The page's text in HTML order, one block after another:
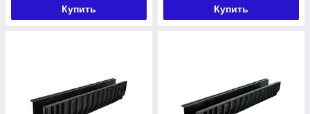
Купить Купить